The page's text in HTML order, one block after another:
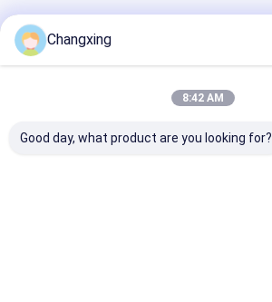
প্রস্তাবিত পণ্য
Changxing
8:42 AM
Good day, what product are you looking for?